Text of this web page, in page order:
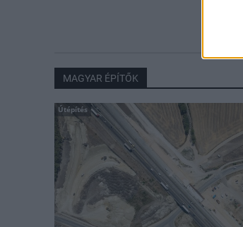
MAGYAR ÉPÍTŐK
Útépítés